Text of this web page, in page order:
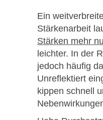
Ein
Stärkenarbeit
Stärken mehr
leichter. In der
jedoch häufig
Unreflektiert
kippen schnell